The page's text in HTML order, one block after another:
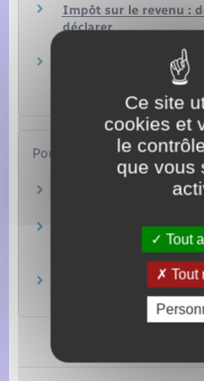
Impôt sur le revenu :
déclarer
Impôt sur le revenu :
Argent – Impôts –
Pour en savoir plus
Brochure pratique
revenus de 2021
Ministère chargé des
Les cessions
Ministère chargé des
Ce site
cookies et
le
que vous
Tout
Tout